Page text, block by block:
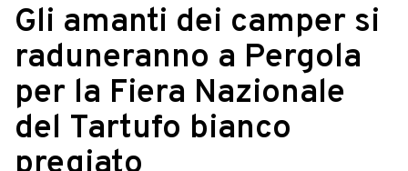
Gli amanti dei camper si
raduneranno a Pergola
per la Fiera Nazionale
del Tartufo bianco